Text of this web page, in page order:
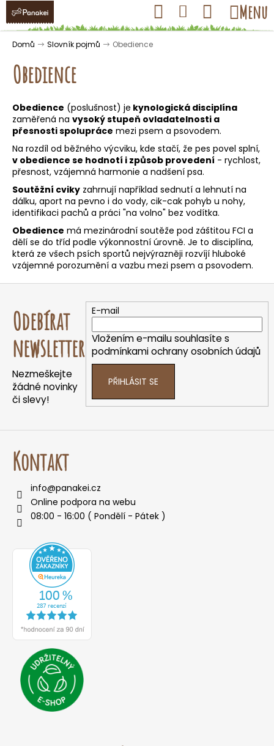
Přejít
obsah
Hledat Přihlášení
Nákupní
košík
Menu
Domů Slovník pojmů Obedience
Obedience
Obedience (poslušnost) je kynologická disciplína
zaměřená na vysoký stupeň ovladatelnosti a
přesnosti spolupráce mezi psem a psovodem.
Na rozdíl od běžného výcviku, kde stačí, že pes povel splní,
v obedience se hodnotí i způsob provedení - rychlost,
přesnost, vzájemná harmonie a nadšení psa.
Soutěžní cviky zahrnují například sednutí a lehnutí na
dálku, aport na pevno i do vody, cik-cak pohyb u nohy,
identifikaci pachů a práci "na volno" bez vodítka.
Obedience má mezinárodní soutěže pod záštitou FCI a
dělí se do tříd podle výkonnostní úrovně. Je to disciplína,
která ze všech psích sportů nejvýrazněji rozvíjí hluboké
vzájemné porozumění a vazbu mezi psem a psovodem.
K
o Zpět
Zpět
C
o
p
o
t
ř
e
b
u
j
e
n
a
j
í
t
?
D
p
e
Odebírat
newsletter
Nezmeškejte
žádné novinky
či slevy!
E-mail
Vložením e-mailu souhlasíte s
podmínkami ochrany osobních údajů
PŘIHLÁSIT SE
Kontakt
info@panakei.cz
Online podpora na webu
08:00 - 16:00 ( Pondělí - Pátek )